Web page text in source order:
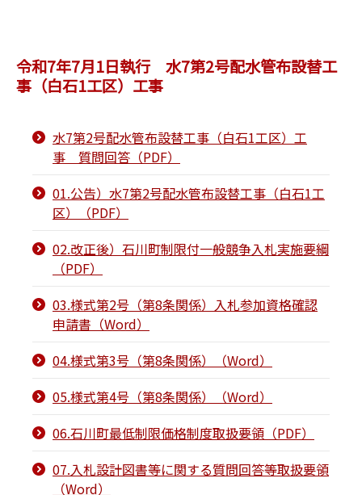
令和7年7月1日執行 水7第2号配水管布設替工
事（白石1工区）工事
水7第2号配水管布設替工事（白石1工区）工
事 質問回答（PDF）
01.公告）水7第2号配水管布設替工事（白石1工
区）（PDF）
02.改正後）石川町制限付一般競争入札実施要綱
（PDF）
03.様式第2号（第8条関係）入札参加資格確認
申請書（Word）
04.様式第3号（第8条関係）（Word）
05.様式第4号（第8条関係）（Word）
06.石川町最低制限価格制度取扱要領（PDF）
07.入札設計図書等に関する質問回答等取扱要領
（Word）